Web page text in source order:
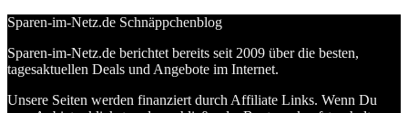
Sparen-im-Netz.de Schnäppchenblog
Sparen-im-Netz.de berichtet bereits seit 2009 über die besten,
tagesaktuellen Deals und Angebote im Internet.
Unsere Seiten werden finanziert durch Affiliate Links. Wenn Du